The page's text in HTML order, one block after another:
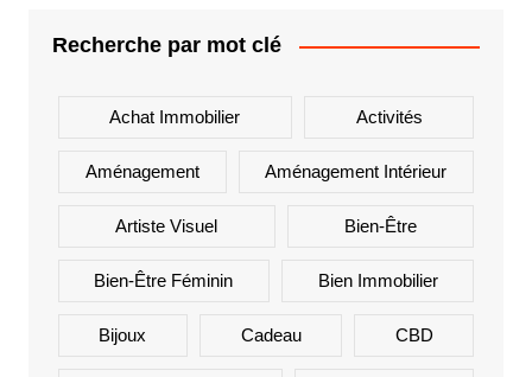
Recherche par mot clé
Achat Immobilier Activités
Aménagement Aménagement Intérieur
Artiste Visuel Bien-Être
Bien-Être Féminin Bien Immobilier
Bijoux Cadeau CBD